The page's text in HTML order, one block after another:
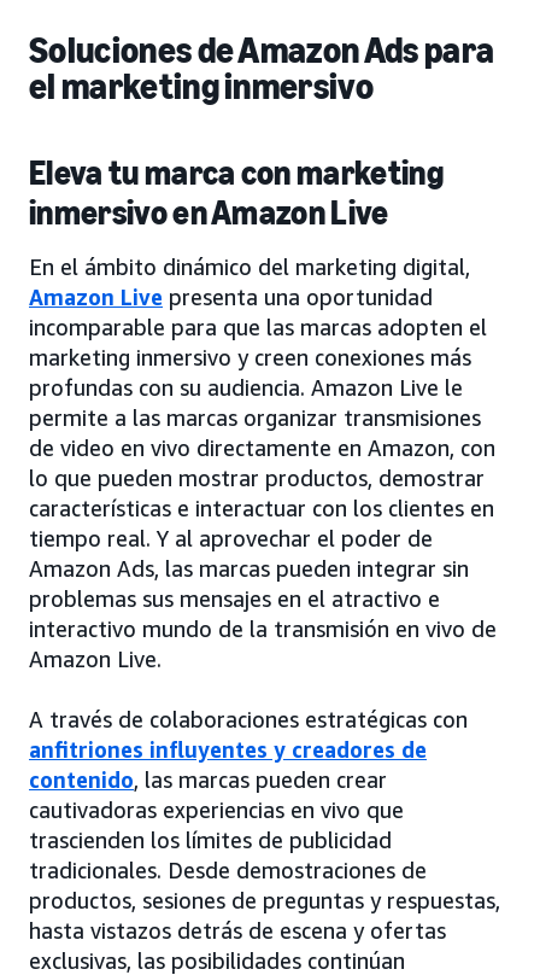
Soluciones de Amazon Ads para
el marketing inmersivo
Eleva tu marca con marketing
inmersivo en Amazon Live
En el ámbito dinámico del marketing digital,
Amazon Live presenta una oportunidad
incomparable para que las marcas adopten el
marketing inmersivo y creen conexiones más
profundas con su audiencia. Amazon Live le
permite a las marcas organizar transmisiones
de video en vivo directamente en Amazon, con
lo que pueden mostrar productos, demostrar
características e interactuar con los clientes en
tiempo real. Y al aprovechar el poder de
Amazon Ads, las marcas pueden integrar sin
problemas sus mensajes en el atractivo e
interactivo mundo de la transmisión en vivo de
Amazon Live.
A través de colaboraciones estratégicas con
anfitriones influyentes y creadores de
contenido, las marcas pueden crear
cautivadoras experiencias en vivo que
trascienden los límites de publicidad
tradicionales. Desde demostraciones de
productos, sesiones de preguntas y respuestas,
hasta vistazos detrás de escena y ofertas
exclusivas, las posibilidades continúan